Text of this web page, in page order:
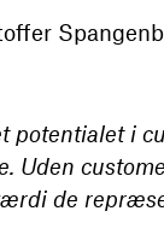
potentialet i
Uden
de